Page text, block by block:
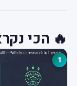
🔥 הכי
1